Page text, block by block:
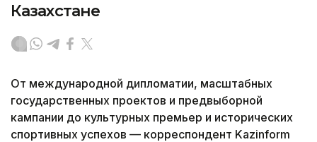
Казахстане
От международной дипломатии, масштабных
государственных проектов и предвыборной
кампании до культурных премьер и исторических
спортивных успехов — корреспондент Kazinform